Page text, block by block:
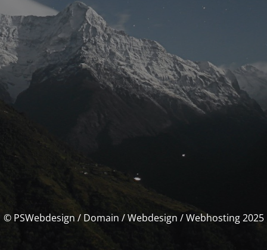
© PSWebdesign / Domain / Webdesign / Webhosting 2025